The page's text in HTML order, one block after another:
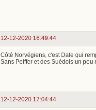
12-12-2020 16:49:44
Côté Norvégiens, c'est Dale qui
Sans Peiffer et des Suédois un
12-12-2020 17:04:44